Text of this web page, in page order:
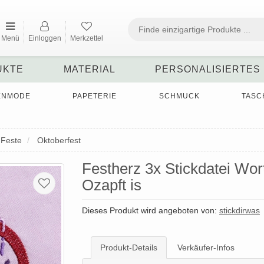
Menü Einloggen Merkzettel
MATERIAL PERSONALISIERTES
PAPETERIE SCHMUCK
Oktoberfest
Festherz 3x Stickdatei
Ozapft is
Dieses Produkt wird angeboten von: stickdirwas
Produkt-Details Verkäufer-Infos